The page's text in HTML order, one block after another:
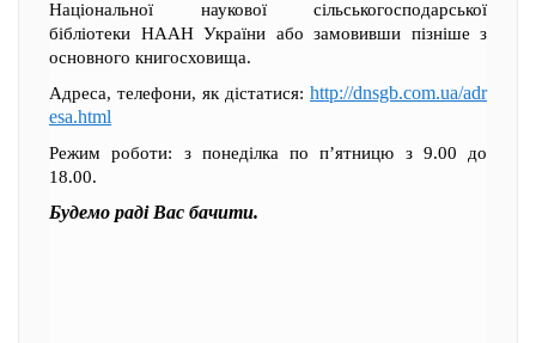
Національної наукової сільськогосподарської
бібліотеки НААН України або замовивши пізніше з
основного книгосховища.
Адреса, телефони, як дістатися: http://dnsgb.com.ua/adr
esa.html
Режим роботи: з понеділка по п’ятницю з 9.00 до
18.00.
Будемо раді Вас бачити.